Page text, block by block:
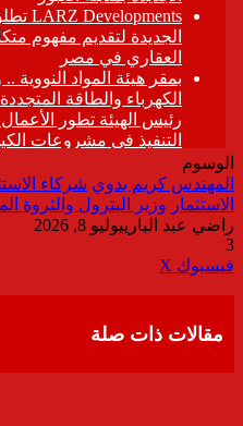
الوسوم
المهندس كريم بدوي شركاء
الاستثمار وزير البترول والثروة
راضي عبد البارييوليو 8, 2026
3
فيسبوك ‫X
مقالات ذات صلة